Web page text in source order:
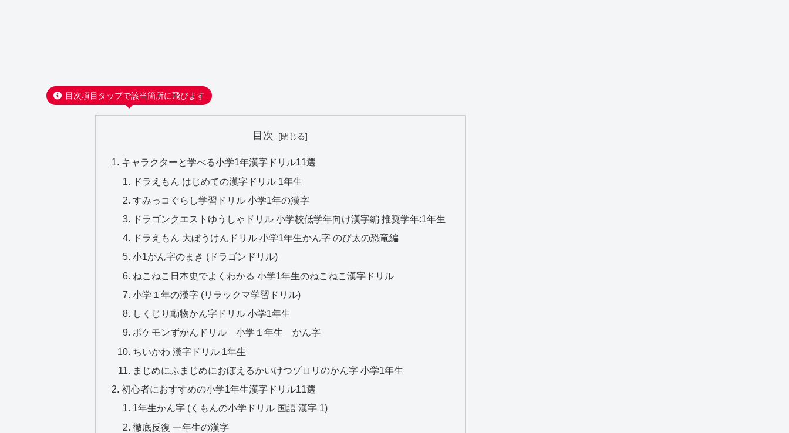
目次項目タップで該当箇所に飛びます
目次
キャラクターと学べる小学1年漢字ドリル11選
ドラえもん はじめての漢字ドリル 1年生
すみっコぐらし学習ドリル 小学1年の漢字
ドラゴンクエストゆうしゃドリル 小学校低学年向け漢字編 推奨学年:1年生
ドラえもん 大ぼうけんドリル 小学1年生かん字 のび太の恐竜編
小1かん字のまき (ドラゴンドリル)
ねこねこ日本史でよくわかる 小学1年生のねこねこ漢字ドリル
小学１年の漢字 (リラックマ学習ドリル)
しくじり動物かん字ドリル 小学1年生
ポケモンずかんドリル 小学１年生 かん字
ちいかわ 漢字ドリル 1年生
まじめにふまじめにおぼえるかいけつゾロリのかん字 小学1年生
初心者におすすめの小学1年生漢字ドリル11選
1年生かん字 (くもんの小学ドリル 国語 漢字 1)
徹底反復 一年生の漢字